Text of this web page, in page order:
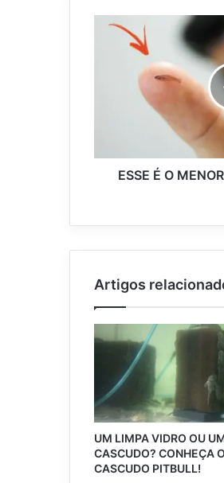
ESSE É O
Artigos
UM LIMPA VIDRO OU
CASCUDO? CONHEÇA O
CASCUDO PITBULL!